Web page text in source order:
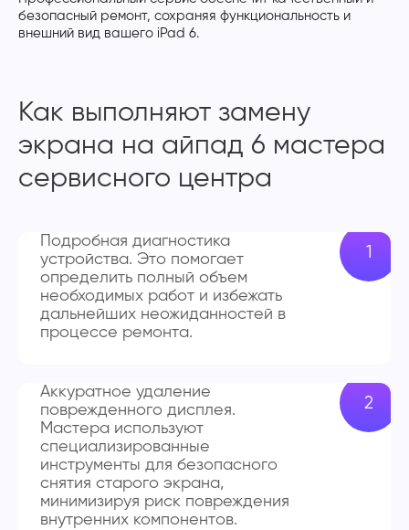
безопасный ремонт, сохраняя функциональность и
внешний вид вашего iPad 6.
Как выполняют замену
экрана на айпад 6 мастера
сервисного центра
Подробная диагностика
устройства. Это помогает
определить полный объем
необходимых работ и избежать
дальнейших неожиданностей в
процессе ремонта.
Аккуратное удаление
поврежденного дисплея.
Мастера используют
специализированные
инструменты для безопасного
снятия старого экрана,
минимизируя риск повреждения
внутренних компонентов.